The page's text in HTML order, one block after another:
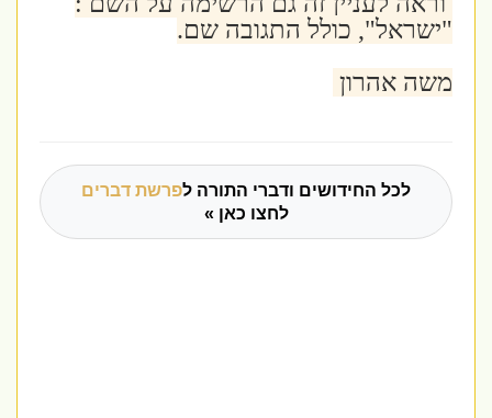
"ישראל", כולל התגובה שם.
משה אהרון
לכל החידושים ודברי התורה לפרשת דברים
לחצו כאן »